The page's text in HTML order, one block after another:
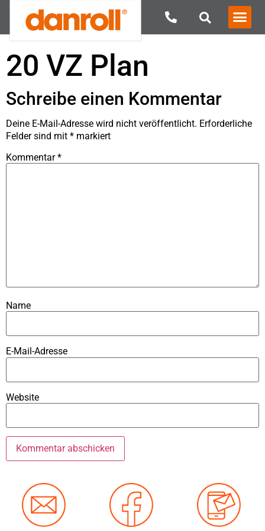
20 VZ Plan
Schreibe einen Kommentar
Deine E-Mail-Adresse wird nicht veröffentlicht. Erforderliche
Felder sind mit * markiert
Kommentar*
Name
E-Mail-Adresse
Website